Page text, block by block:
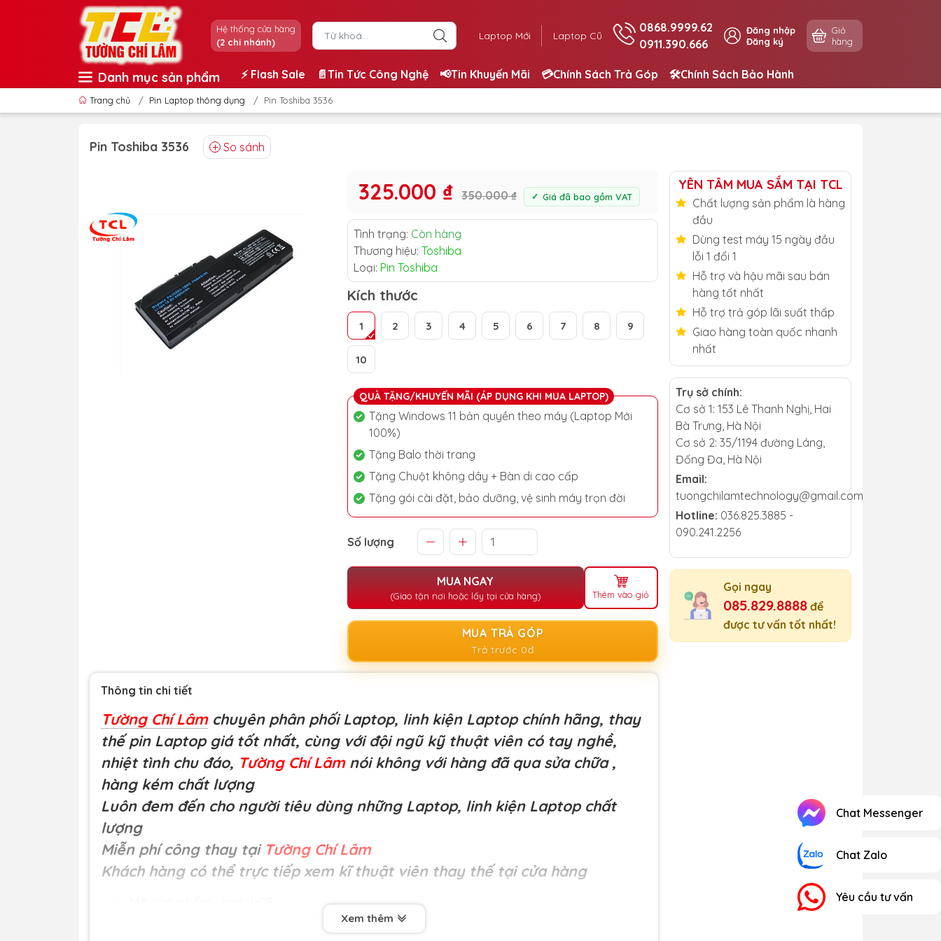
Hệ thống cửa hàng
(2 chi nhánh)
Laptop Mới Laptop Cũ
0868.9999.62
0911.390.666
Đăng nhập
Đăng ký
Giỏ
hàng
Danh mục sản phẩm ⚡️ Flash Sale 📄Tin Tức Công Nghệ 📢Tin Khuyến Mãi 💳Chính Sách Trả Góp 🛠️Chính Sách Bảo Hành
Trang chủ / Pin Laptop thông dụng / Pin Toshiba 3536
Pin Toshiba 3536 So sánh
325.000 ₫ 350.000 ₫ Giá đã bao gồm VAT
Tình trạng: Còn hàng
Thương hiệu: Toshiba
Loại: Pin Toshiba
Kích thước
1 2 3 4 5 6 7 8 9
10
QUÀ TẶNG/KHUYẾN MÃI (ÁP DỤNG KHI MUA LAPTOP)
Tặng Windows 11 bản quyền theo máy (Laptop Mới
100%)
Tặng Balo thời trang
Tặng Chuột không dây + Bàn di cao cấp
Tặng gói cài đặt, bảo dưỡng, vệ sinh máy trọn đời
Số lượng
MUA NGAY
(Giao tận nơi hoặc lấy tại cửa hàng) Thêm vào giỏ
MUA TRẢ GÓP
Trả trước 0đ
YÊN TÂM MUA SẮM TẠI TCL
Chất lượng sản phẩm là hàng
đầu
Dùng test máy 15 ngày đầu
lỗi 1 đổi 1
Hỗ trợ và hậu mãi sau bán
hàng tốt nhất
Hỗ trợ trả góp lãi suất thấp
Giao hàng toàn quốc nhanh
nhất
Trụ sở chính:
Cơ sở 1: 153 Lê Thanh Nghị, Hai
Bà Trưng, Hà Nội
Cơ sở 2: 35/1194 đường Láng,
Đống Đa, Hà Nội
Email:
tuongchilamtechnology@gmail.com
Hotline: 036.825.3885 -
090.241.2256
Gọi ngay
085.829.8888 để
được tư vấn tốt nhất!
Thông tin chi tiết
Tường Chí Lâm chuyên phân phối Laptop, linh kiện Laptop chính hãng, thay
thế pin Laptop giá tốt nhất, cùng với đội ngũ kỹ thuật viên có tay nghề,
nhiệt tình chu đáo, Tường Chí Lâm nói không với hàng đã qua sửa chữa ,
hàng kém chất lượng
Luôn đem đến cho người tiêu dùng những Laptop, linh kiện Laptop chất
lượng
Miễn phí công thay tại Tường Chí Lâm
Khách hàng có thể trực tiếp xem kĩ thuật viên thay thế tại cửa hàng
Pin laptop chất lượng cao- Pin Toshiba 3536, P300, L350, X200, P20S, P200,
Xem thêm
Chat Messenger
Chat Zalo
Yêu cầu tư vấn